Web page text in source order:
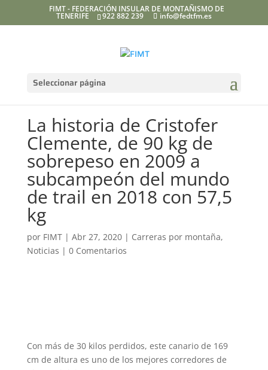
FIMT - FEDERACIÓN INSULAR DE MONTAÑISMO DE
TENERIFE 922 882 239 info@fedtfm.es
Seleccionar página
La historia de Cristofer
Clemente, de 90 kg de
sobrepeso en 2009 a
subcampeón del mundo
de trail en 2018 con 57,5
kg
por FIMT| Abr 27, 2020| Carreras por montaña,
Noticias | 0 Comentarios
Con más de 30 kilos perdidos, este canario de 169
cm de altura es uno de los mejores corredores de